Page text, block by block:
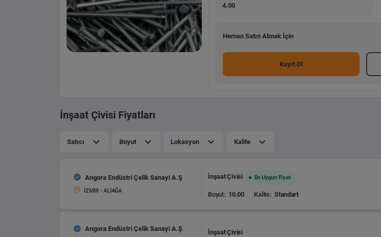
4.00
Hemen Satın Almak İçin
Kayıt Ol
İnşaat Çivisi Fiyatları
Satıcı Boyut Lokasyon Kalite
Angora Endüstri Çelik Sanayi A.Ş
İZMİR - ALİAĞA
İnşaat Çivisi En Uygun Fiyat
Boyut: 10.00 Kalite: Standart
Angora Endüstri Çelik Sanayi A.Ş
İnşaat Çivisi